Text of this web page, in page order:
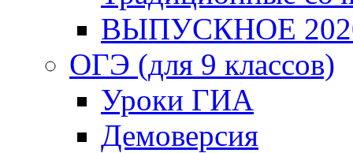
ВЫПУСКНОЕ
ОГЭ (для 9 классов)
Уроки ГИА
Демоверсия